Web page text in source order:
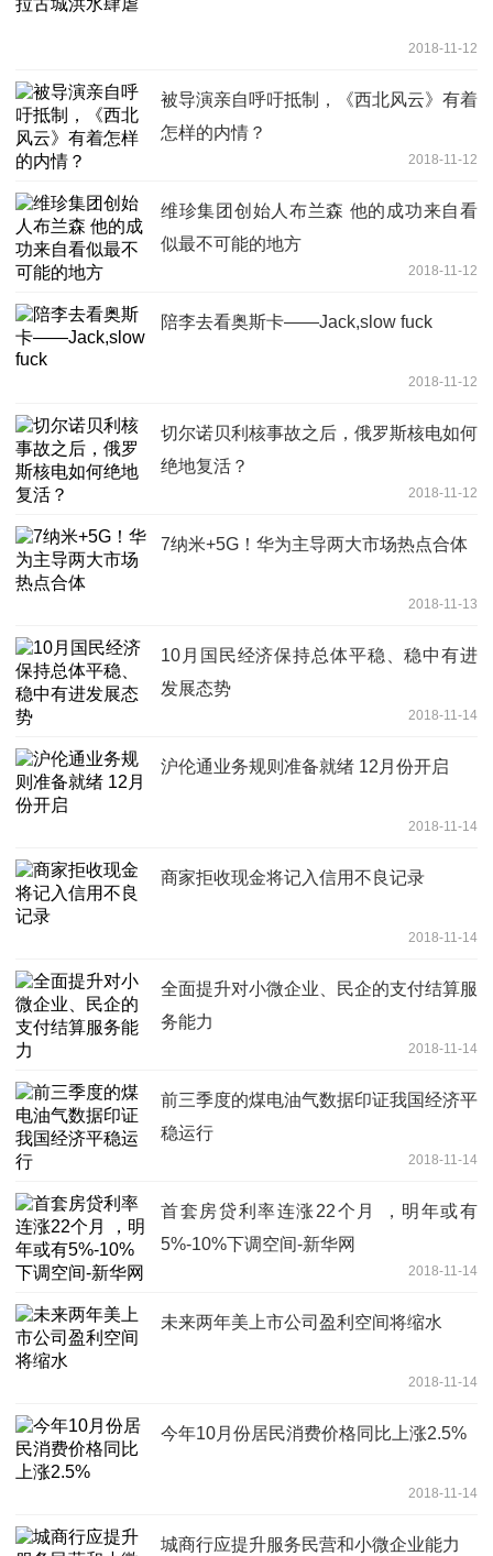
2018-11-12
被导演亲自呼吁抵制，《西北风云》有着
怎样的内情？
2018-11-12
维珍集团创始人布兰森 他的成功来自看
似最不可能的地方
2018-11-12
陪李去看奥斯卡——Jack,slow fuck
2018-11-12
切尔诺贝利核事故之后，俄罗斯核电如何
绝地复活？
2018-11-12
7纳米+5G！华为主导两大市场热点合体
2018-11-13
10月国民经济保持总体平稳、稳中有进
发展态势
2018-11-14
沪伦通业务规则准备就绪 12月份开启
2018-11-14
商家拒收现金将记入信用不良记录
2018-11-14
全面提升对小微企业、民企的支付结算服
务能力
2018-11-14
前三季度的煤电油气数据印证我国经济平
稳运行
2018-11-14
首套房贷利率连涨22个月 ，明年或有
5%-10%下调空间-新华网
2018-11-14
未来两年美上市公司盈利空间将缩水
2018-11-14
今年10月份居民消费价格同比上涨2.5%
2018-11-14
城商行应提升服务民营和小微企业能力